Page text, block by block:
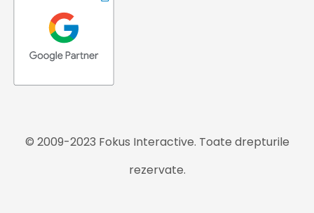
© 2009-2023 Fokus Interactive. Toate drepturile
rezervate.